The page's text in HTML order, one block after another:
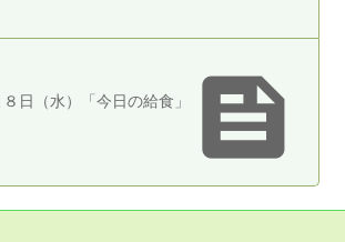

８日（水）「今日の給食」